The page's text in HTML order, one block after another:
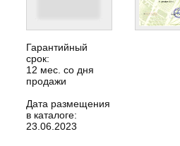
Гарантийный
срок:
12 мес. со дня
продажи
Дата размещения
в каталоге:
23.06.2023